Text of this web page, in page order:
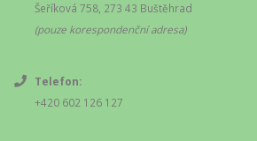
Šeříková 758, 273 43 Buštěhrad
(pouze korespondenční adresa)
Telefon:
+420 602 126 127